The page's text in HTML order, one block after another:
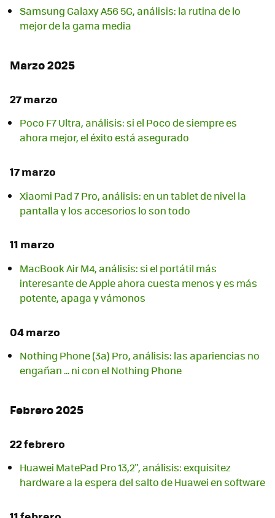
Samsung Galaxy A56 5G, análisis: la rutina de lo
mejor de la gama media
Marzo 2025
27 marzo
Poco F7 Ultra, análisis: si el Poco de siempre es
ahora mejor, el éxito está asegurado
17 marzo
Xiaomi Pad 7 Pro, análisis: en un tablet de nivel la
pantalla y los accesorios lo son todo
11 marzo
MacBook Air M4, análisis: si el portátil más
interesante de Apple ahora cuesta menos y es más
potente, apaga y vámonos
04 marzo
Nothing Phone (3a) Pro, análisis: las apariencias no
engañan ... ni con el Nothing Phone
Febrero 2025
22 febrero
Huawei MatePad Pro 13,2", análisis: exquisitez
hardware a la espera del salto de Huawei en software